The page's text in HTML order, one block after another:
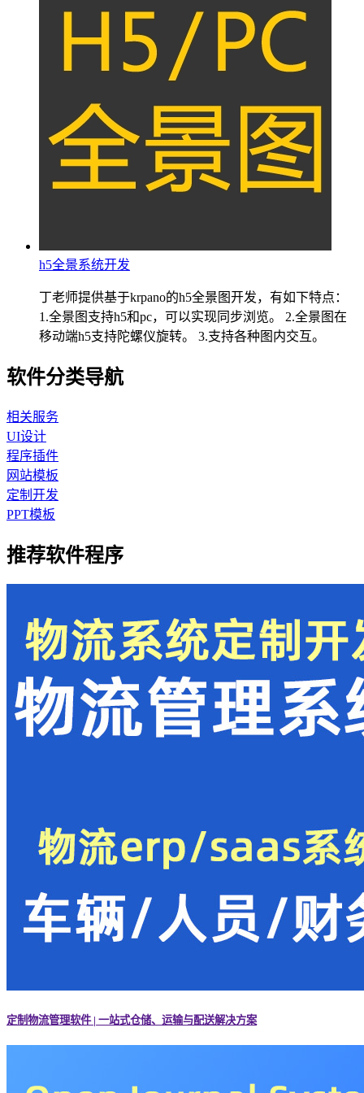
h5全景系统开发
丁老师提供基于krpano的h5全景图开发，有如下特点：
1.全景图支持h5和pc，可以实现同步浏览。 2.全景图在
移动端h5支持陀螺仪旋转。 3.支持各种图内交互。
软件分类导航
相关服务
UI设计
程序插件
网站模板
定制开发
PPT模板
推荐软件程序
定制物流管理软件 | 一站式仓储、运输与配送解决方案